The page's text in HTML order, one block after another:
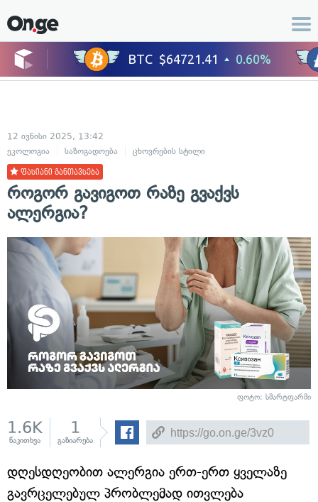
12 ივნისი 2025, 13:42
ეკოლოგია
საზოგადოება ცხოვრების სტილი
ფასიანი განთავსება
როგორ გავიგოთ რაზე გვაქვს
ალერგია?
ფოტო: სმარტფარმი
1.6K
წაკითხვა
1
გაზიარება
დღესდღეობით ალერგია ერთ-ერთ ყველაზე
გავრცელებულ პრობლემად ითვლება